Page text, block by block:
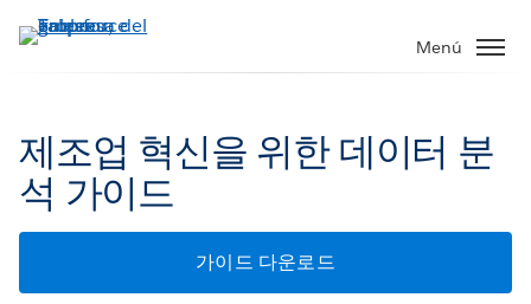
Menú
제조업 혁신을 위한 데이터 분
석 가이드
가이드 다운로드